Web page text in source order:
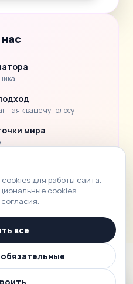
к вашему голосу
мира
School
для работы сайта.
cookies
все